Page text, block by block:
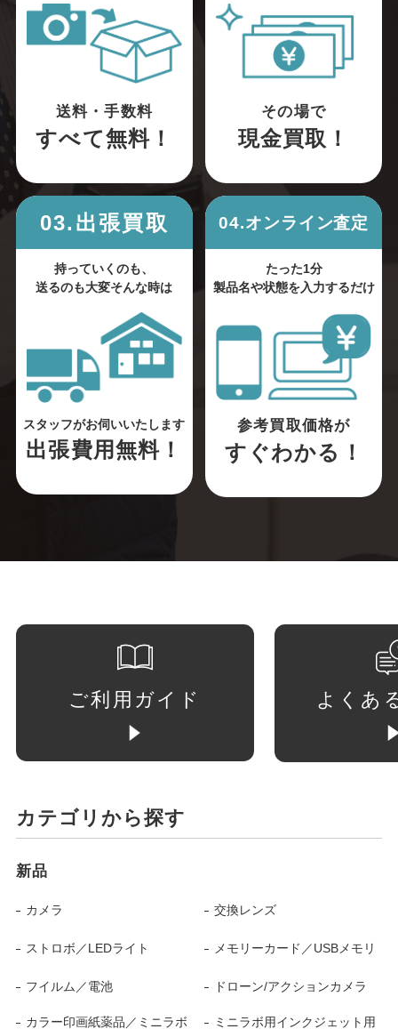
送料・手数料
すべて無料！
その場で
現金買取！
03.出張買取
持っていくのも、
送るのも大変そんな時は
スタッフがお伺いいたします
出張費用無料！
04.オンライン査定
たった1分
製品名や状態を入力するだけ
参考買取価格が
すぐわかる！
ご利用ガイド よくあ
カテゴリから探す
新品
カメラ 交換レンズ
ストロボ／LEDライト メモリーカード／USBメモリ
フイルム／電池 ドローン/アクションカメラ
カラー印画紙薬品／ミニラボ ミニラボ用インクジェット用